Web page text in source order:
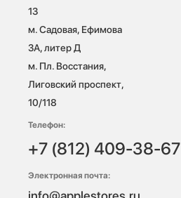
13
м. Садовая, Ефимова
3А, литер Д
м. Пл. Восстания,
Лиговский проспект,
10/118
Телефон:
+7 (812) 409-38-67
Электронная почта: